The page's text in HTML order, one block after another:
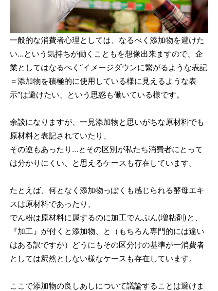
一般的な消費者心理としては、なるべく添加物を避けた
い…という気持ちが働くこともを想像出来ますので、企
業としてはなるべく“イメージダウンに繋がるような表記
＝添加物を積極的に使用している様に見えるような表
示”は避けたい、という思惑も働いている様です。
余談になりますが、一見添加物と思いがちな原材料でも
原材料と表記されていたり、
その逆もあったり…とその区別が私たち消費者にとって
は分かりにくい、と思えるケースも存在しています。
たとえば、何となく添加物っぽくも感じられる酵母エキ
スは原材料であったり、
でん粉は原材料に属するのに加工でんぷん(増粘剤)と、
『加工』が付くと添加物、と（もちろん専門的には違い
はある訳ですが）どうにもその区分けの基準が一消費者
としては釈然としない様なケースも存在しています。
ここで添加物の良しあしについて議論することは避けま